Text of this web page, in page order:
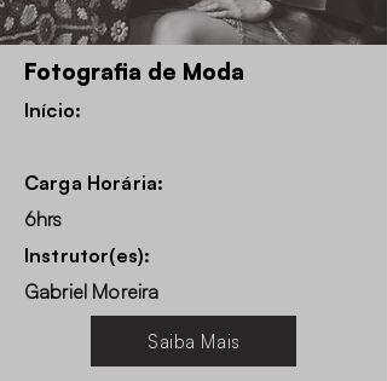
Fotografia de Moda
Início:
Carga Horária:
6hrs
Instrutor(es):
Gabriel Moreira
Saiba Mais